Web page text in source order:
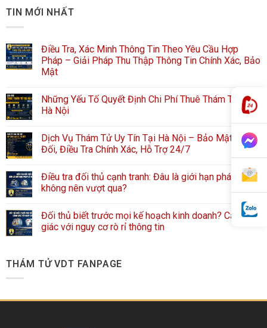
TIN MỚI NHẤT
Điều Tra, Xác Minh Thông Tin Theo Yêu Cầu Hợp
Pháp – Giải Pháp Thu Thập Thông Tin Chính Xác, Bảo
Mật
Những Yếu Tố Quyết Định Chi Phí Thuê Thám Tử Tại
Hà Nội
Dịch Vụ Thám Tử Uy Tín Tại Hà Nội – Bảo Mật Tuyệt
Đối, Điều Tra Chính Xác, Hỗ Trợ 24/7
Điều tra đối thủ cạnh tranh: Đâu là giới hạn pháp lý
không nên vượt qua?
Đối thủ biết trước mọi kế hoạch kinh doanh? Cảnh
giác với nguy cơ rò rỉ thông tin
THÁM TỬ VDT FANPAGE